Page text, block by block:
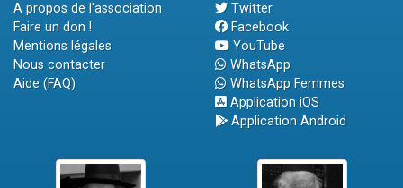
A propos de l'association
Faire un don !
Mentions légales
Nous contacter
Aide (FAQ)
Twitter
Facebook
YouTube
WhatsApp
WhatsApp Femmes
Application iOS
Application Android